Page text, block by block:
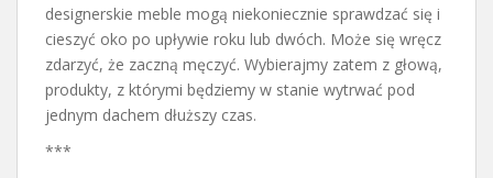
designerskie meble mogą niekoniecznie sprawdzać się i
cieszyć oko po upływie roku lub dwóch. Może się wręcz
zdarzyć, że zaczną męczyć. Wybierajmy zatem z głową,
produkty, z którymi będziemy w stanie wytrwać pod
jednym dachem dłuższy czas.
***